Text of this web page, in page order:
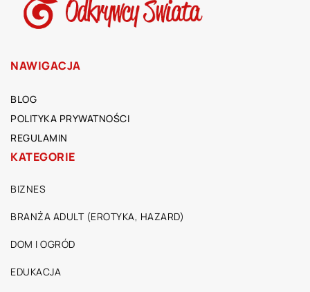
NAWIGACJA
BLOG
POLITYKA PRYWATNOŚCI
REGULAMIN
KATEGORIE
BIZNES
BRANŻA ADULT (EROTYKA, HAZARD)
DOM I OGRÓD
EDUKACJA